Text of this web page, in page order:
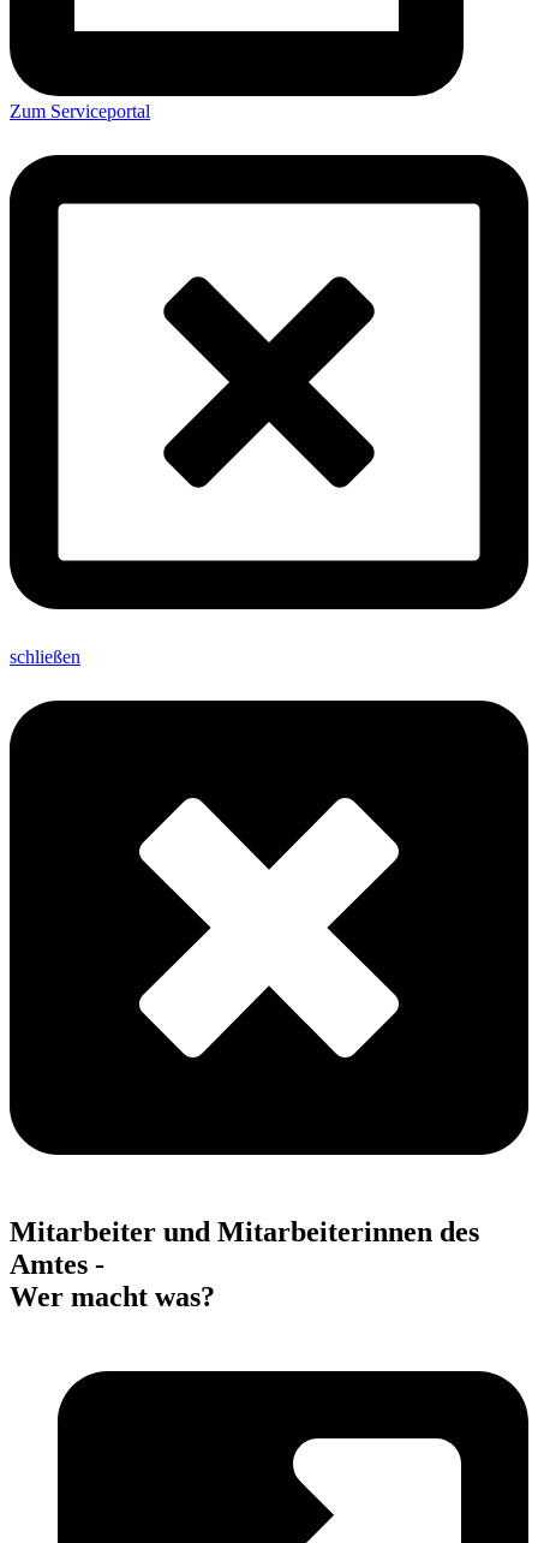
Zum Serviceportal
schließen
Mitarbeiter und Mitarbeiterinnen des
Amtes -
Wer macht was?